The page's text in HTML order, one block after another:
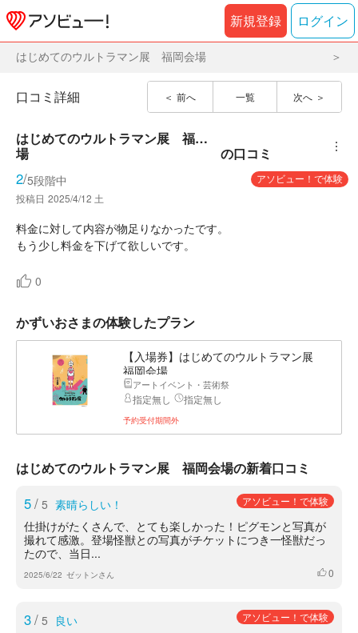
新規登録 ログイン
はじめてのウルトラマン展 福岡会場
前へ 一覧 次へ
口コミ詳細
はじめてのウルトラマン展　福岡会
場
の口コミ ︙
2/5段階中
アソビュー！で体験
投稿日 2025/4/12 土
料金に対して内容が物足りなかったです。
もう少し料金を下げて欲しいです。
0
かずいおさまの体験したプラン
【入場券】はじめてのウルトラマン展
福岡会場
アートイベント・芸術祭
指定無し 指定無し
予約受付期間外
はじめてのウルトラマン展 福岡会場の新着口コミ
5/ 5 素晴らしい！ アソビュー！で体験
仕掛けがたくさんで、とても楽しかった！ピグモンと写真が
撮れて感激。登場怪獣との写真がチケットにつき一怪獣だっ
たので、当日...
2025/6/22 ゼットンさん いいね
0
3/ 5 良い アソビュー！で体験